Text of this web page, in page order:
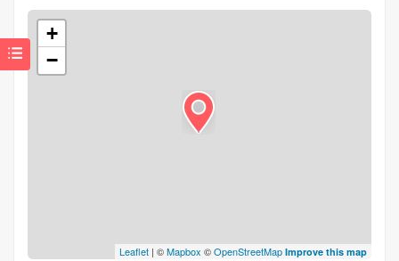
+
−
Leaflet | ©Mapbox ©OpenStreetMap Improve this map